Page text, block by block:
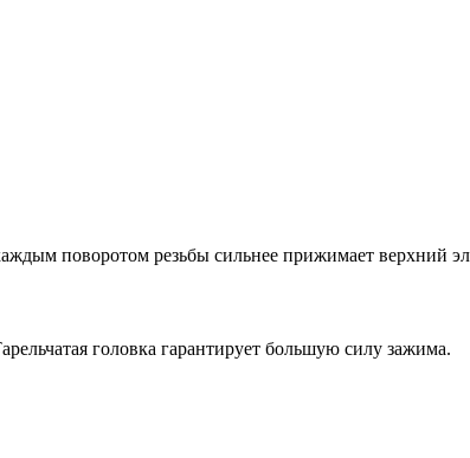
поворотом резьбы сильнее прижимает верхний
головка гарантирует большую силу зажима.